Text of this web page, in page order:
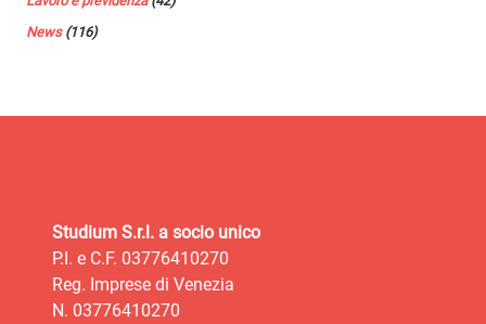
News(116)
Studium S.r.l. a socio unico
P.I. e C.F. 03776410270
Reg. Imprese di Venezia
N. 03776410270